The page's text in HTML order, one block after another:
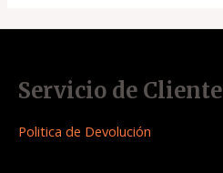
Servicio de Cliente
Politica de Devolución